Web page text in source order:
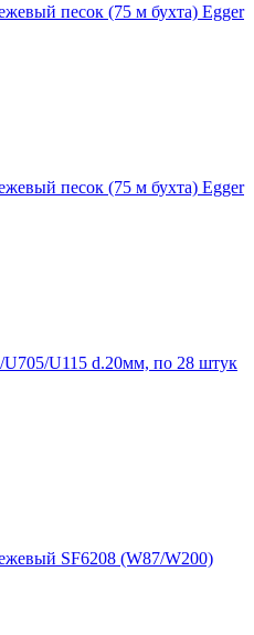
песок (75 м бухта) Egger
песок (75 м бухта) Egger
U705/U115 d.20мм, по 28 штук
SF6208 (W87/W200)